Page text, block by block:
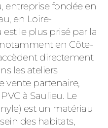
entreprise fondée en
en Loire-
le plus prisé par la
en Côte-
directement
les ateliers
vente partenaire,
à Saulieu. Le
est un matériau
des habitats,